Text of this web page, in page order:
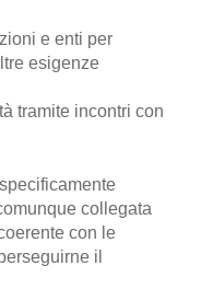
e enti per
esigenze
tramite incontri con
collegata
con le
il